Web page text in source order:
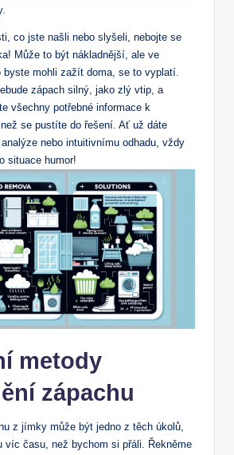
co jste našli nebo slyšeli, nebojte se
Může to být nákladnější, ale ve
mohli zažít doma, se to vyplatí.
zápach silný, jako zlý vtip, a
všechny potřebné informace k
se pustíte do řešení. Ať už dáte
nebo intuitivnímu odhadu, vždy
situace humor!
metody
zápachu
z jímky může být jedno z těch úkolů,
víc času, než bychom si přáli. Řekněme